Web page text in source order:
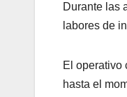
Durante las
labores de
El operativo
hasta el